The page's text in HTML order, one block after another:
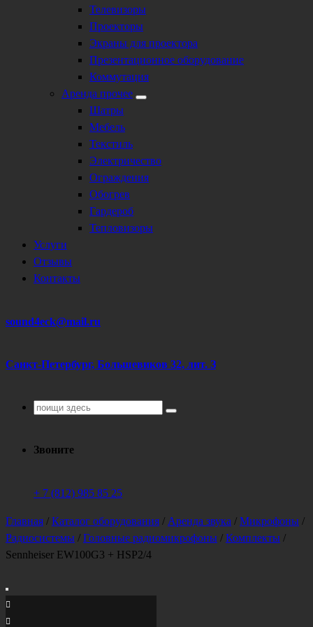
Телевизоры
Проекторы
Экраны для проектора
Презентационное оборудование
Коммутация
Аренда прочее
Шатры
Мебель
Текстиль
Электричество
Ограждения
Обогрев
Гардероб
Тепловизоры
Услуги
Отзывы
Контакты
sound4eck@mail.ru
Санкт-Петербург, Большевиков 32, лит. З
Поиск
Звоните
+ 7 (812) 985 85 25
Главная / Каталог оборудования / Аренда звука / Микрофоны /
Радиосистемы / Головные радиомикрофоны / Комплекты /
Sennheiser EW100G3 + HSP2/4